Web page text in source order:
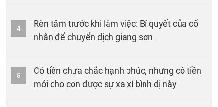
4
Rèn tâm trước khi làm việc: Bí quyết của cổ
nhân để chuyển dịch giang sơn
5
Có tiền chưa chắc hạnh phúc, nhưng có tiền
mới cho con được sự xa xỉ bình dị này